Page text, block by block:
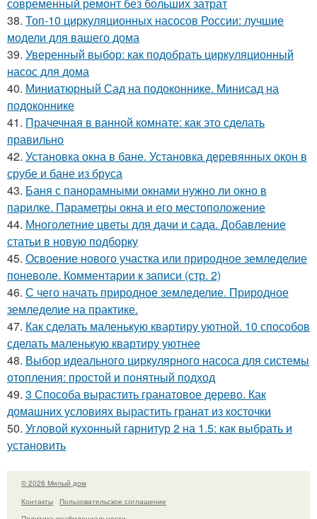
38. Топ-10 циркуляционных насосов России: лучшие
модели для вашего дома
39. Уверенный выбор: как подобрать циркуляционный
насос для дома
40. Миниатюрный Сад на подоконнике. Минисад на
подоконнике
41. Прачечная в ванной комнате: как это сделать
правильно
42. Установка окна в бане. Установка деревянных окон в
срубе и бане из бруса
43. Баня с панорамными окнами нужно ли окно в
парилке. Параметры окна и его местоположение
44. Многолетние цветы для дачи и сада. Добавление
статьи в новую подборку
45. Освоение нового участка или природное земледелие
поневоле. Комментарии к записи (стр. 2)
46. С чего начать природное земледелие. Природное
земледелие на практике.
47. Как сделать маленькую квартиру уютной. 10 способов
сделать маленькую квартиру уютнее
48. Выбор идеального циркулярного насоса для системы
отопления: простой и понятный подход
49. 3 Способа вырастить гранатовое дерево. Как
домашних условиях вырастить гранат из косточки
50. Угловой кухонный гарнитур 2 на 1.5: как выбрать и
установить
© 2026 Милый дом
Контакты
Пользовательское соглашение